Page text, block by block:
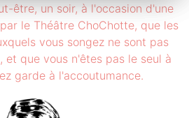
être, un soir, à l'occasion d'une
le Théâtre ChoChotte, que les
vous songez ne sont pas
et que vous n'êtes pas le seul à
garde à l'accoutumance.